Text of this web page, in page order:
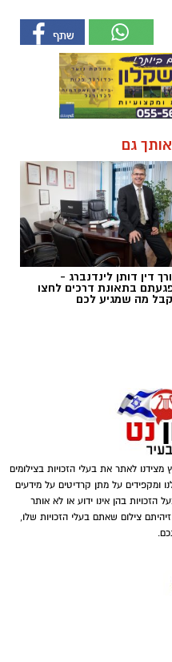
אותך גם
דין דותן לינדנברג -
בתאונת דרכים לחצו
מה שמגיע לכם
לאתר את בעלי הזכויות בצילומים
ומקפידים על מתן קרדיטים על מידעים
הזכויות בהן אינו ידוע או לא אותר
אם זיהיתם צילום שאתם בעלי הזכויות שלו,